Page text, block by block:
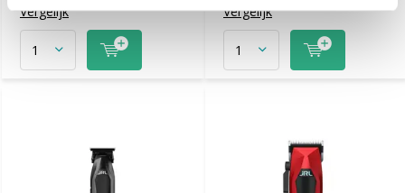
Vergelijk Vergelijk